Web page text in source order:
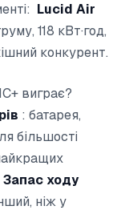
Lucid Air
118 кВт·год,
конкурент.
виграє?
: батарея,
більшості
Запас ходу
ніж у